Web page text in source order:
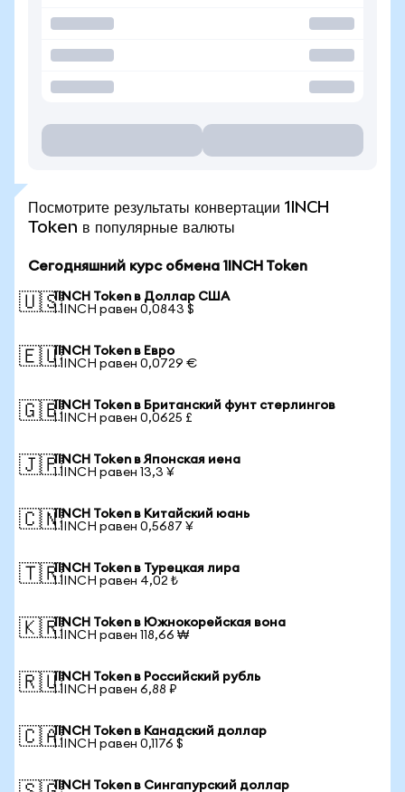
Посмотрите результаты конвертации 1INCH
Token в популярные валюты
Сегодняшний курс обмена 1INCH Token
🇺🇸1INCH Token в Доллар США
1 1INCH равен 0,0843 $
🇪🇺1INCH Token в Евро
1 1INCH равен 0,0729 €
🇬🇧1INCH Token в Британский фунт стерлингов
1 1INCH равен 0,0625 £
🇯🇵1INCH Token в Японская иена
1 1INCH равен 13,3 ¥
🇨🇳1INCH Token в Китайский юань
1 1INCH равен 0,5687 ¥
🇹🇷1INCH Token в Турецкая лира
1 1INCH равен 4,02 ₺
🇰🇷1INCH Token в Южнокорейская вона
1 1INCH равен 118,66 ₩
🇷🇺1INCH Token в Российский рубль
1 1INCH равен 6,88 ₽
🇨🇦1INCH Token в Канадский доллар
1 1INCH равен 0,1176 $
1INCH Token в Сингапурский доллар